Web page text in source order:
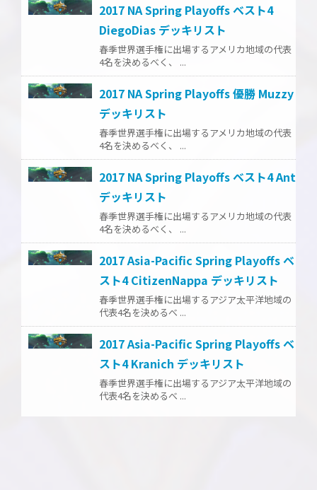
2017 NA Spring Playoffs ベスト4
DiegoDias デッキリスト
春季世界選手権に出場するアメリカ地域の代表
4名を決めるべく、 ...
2017 NA Spring Playoffs 優勝 Muzzy
デッキリスト
春季世界選手権に出場するアメリカ地域の代表
4名を決めるべく、 ...
2017 NA Spring Playoffs ベスト4 Ant
デッキリスト
春季世界選手権に出場するアメリカ地域の代表
4名を決めるべく、 ...
2017 Asia-Pacific Spring Playoffs ベ
スト4 CitizenNappa デッキリスト
春季世界選手権に出場するアジア太平洋地域の
代表4名を決めるべ ...
2017 Asia-Pacific Spring Playoffs ベ
スト4 Kranich デッキリスト
春季世界選手権に出場するアジア太平洋地域の
代表4名を決めるべ ...